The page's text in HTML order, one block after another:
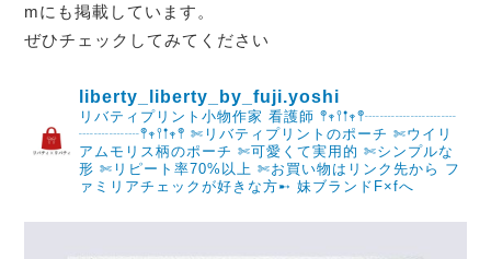
mにも掲載しています。
ぜひチェックしてみてください
liberty_liberty_by_fuji.yoshi
リバティプリント小物作家 看護師 𖤣𖥧𖥣𖡡𖥧𖤣┈┈┈┈┈┈
┈┈┈┈𖤣𖥧𖥣𖡡𖥧𖤣 ✄リバティプリントのポーチ ✄ウイリ
アムモリス柄のポーチ ✄可愛くて実用的 ✄シンプルな
形 ✄リピート率70%以上 ✄お買い物はリンク先から フ
ァミリアチェックが好きな方➸ 妹ブランドF×fへ